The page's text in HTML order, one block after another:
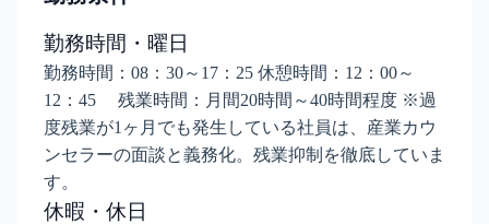
勤務時間・曜日
勤務時間：08：30～17：25 休憩時間：12：00～
12：45 残業時間：月間20時間～40時間程度 ※過
度残業が1ヶ月でも発生している社員は、産業カウ
ンセラーの面談と義務化。残業抑制を徹底していま
す。
休暇・休日